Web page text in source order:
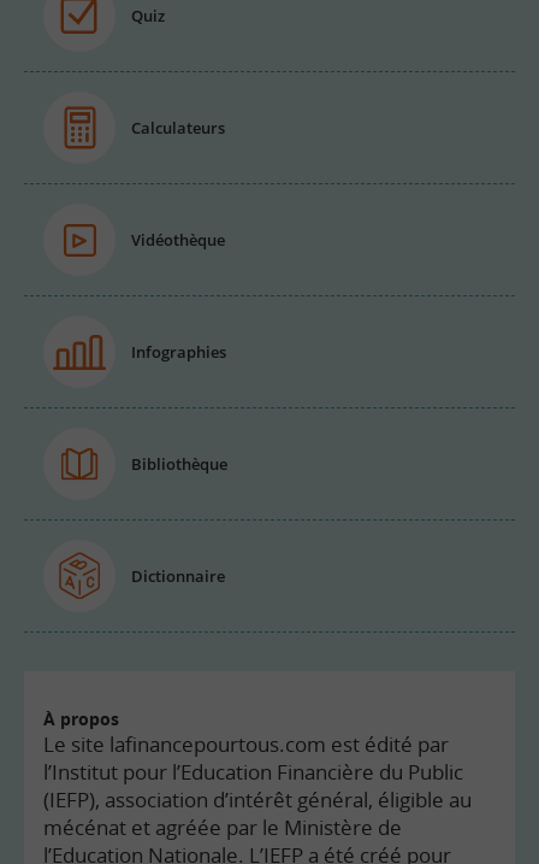
Quiz
Calculateurs
Vidéothèque
Infographies
Bibliothèque
Dictionnaire
À propos
Le site lafinancepourtous.com est édité par
l’Institut pour l’Education Financière du Public
(IEFP), association d’intérêt général, éligible au
mécénat et agréée par le Ministère de
l’Education Nationale. L’IEFP a été créé pour